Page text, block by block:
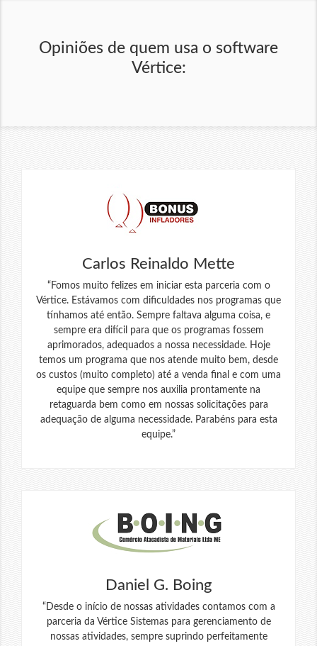
Opiniões de quem usa o software
Vértice:
Carlos Reinaldo Mette
“Fomos muito felizes em iniciar esta parceria com o
Vértice. Estávamos com dificuldades nos programas que
tínhamos até então. Sempre faltava alguma coisa, e
sempre era difícil para que os programas fossem
aprimorados, adequados a nossa necessidade. Hoje
temos um programa que nos atende muito bem, desde
os custos (muito completo) até a venda final e com uma
equipe que sempre nos auxilia prontamente na
retaguarda bem como em nossas solicitações para
adequação de alguma necessidade. Parabéns para esta
equipe.”
Daniel G. Boing
“Desde o início de nossas atividades contamos com a
parceria da Vértice Sistemas para gerenciamento de
nossas atividades, sempre suprindo perfeitamente